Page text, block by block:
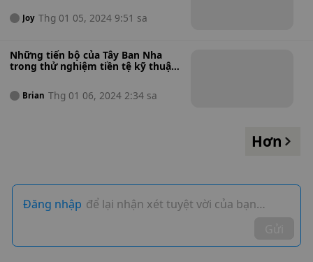
mắc 'sôi máu'
Joy Thg 01 05, 2024 9:51 sa
Những tiến bộ của Tây Ban Nha
trong thử nghiệm tiền tệ kỹ thuật
Brian Thg 01 06, 2024 2:34 sa
Hơn
Đăng nhập để lại nhận xét tuyệt vời của bạn…